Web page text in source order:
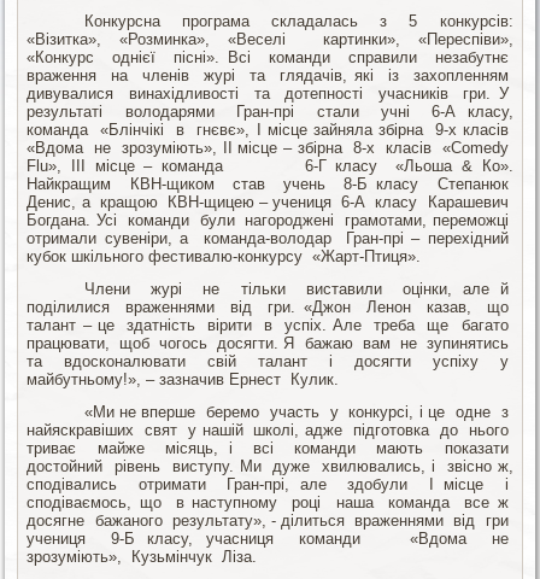
Конкурсна програма складалась з 5 конкурсів:
«Візитка», «Розминка», «Веселі картинки», «Переспіви»,
«Конкурс однієї пісні». Всі команди справили незабутнє
враження на членів журі та глядачів, які із захопленням
дивувалися винахідливості та дотепності учасників гри. У
результаті володарями Гран-прі стали учні 6-А класу,
команда «Блінчікі в гнєвє», І місце зайняла збірна 9-х класів
«Вдома не зрозуміють», ІІ місце – збірна 8-х класів «Comedy
Flu», ІІІ місце – команда 6-Г класу «Льоша & Ко».
Найкращим КВН-щиком став учень 8-Б класу Степанюк
Денис, а кращою КВН-щицею – учениця 6-А класу Карашевич
Богдана. Усі команди були нагороджені грамотами, переможці
отримали сувеніри, а команда-володар Гран-прі – перехідний
кубок шкільного фестивалю-конкурсу «Жарт-Птиця».
Члени журі не тільки виставили оцінки, але й
поділилися враженнями від гри. «Джон Ленон казав, що
талант – це здатність вірити в успіх. Але треба ще багато
працювати, щоб чогось досягти. Я бажаю вам не зупинятись
та вдосконалювати свій талант і досягти успіху у
майбутньому!», – зазначив Ернест Кулик.
«Ми не вперше беремо участь у конкурсі, і це одне з
найяскравіших свят у нашій школі, адже підготовка до нього
триває майже місяць, і всі команди мають показати
достойний рівень виступу. Ми дуже хвилювались, і звісно ж,
сподівались отримати Гран-прі, але здобули І місце і
сподіваємось, що в наступному році наша команда все ж
досягне бажаного результату», - ділиться враженнями від гри
учениця 9-Б класу, учасниця команди «Вдома не
зрозуміють», Кузьмінчук Ліза.